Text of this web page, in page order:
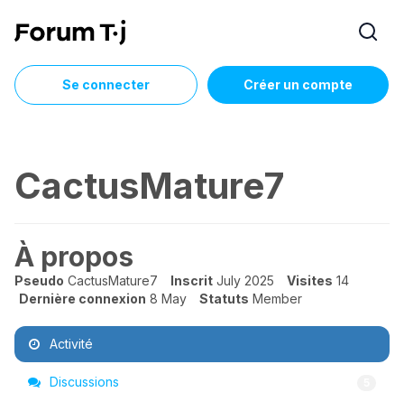
Se connecter Créer un compte
CactusMature7
À propos
Pseudo CactusMature7 Inscrit July 2025 Visites 14
Dernière connexion 8 May Statuts Member
Activité
Discussions